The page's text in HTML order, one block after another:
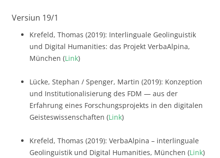
Versiun 19/1
Krefeld, Thomas (2019): Interlinguale Geolinguistik
und Digital Humanities: das Projekt VerbaAlpina,
München (Link)
Lücke, Stephan / Spenger, Martin (2019): Konzeption
und Institutionalisierung des FDM — aus der
Erfahrung eines Forschungsprojekts in den digitalen
Geisteswissenschaften (Link)
Krefeld, Thomas (2019): VerbaAlpina – interlinguale
Geolinguistik und Digital Humanities, München (Link)